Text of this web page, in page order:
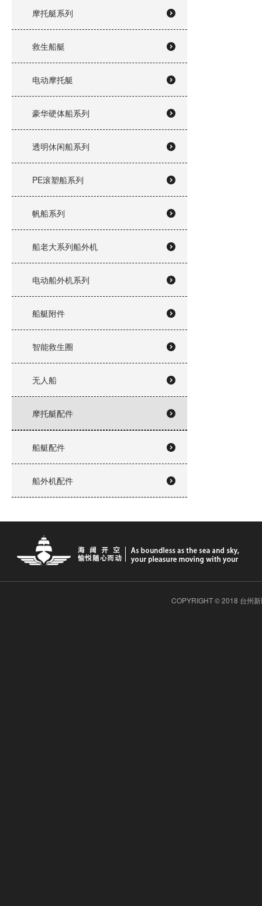
摩托艇系列
救生船艇
电动摩托艇
豪华硬体船系列
透明休闲船系列
PE滚塑船系列
帆船系列
船老大系列船外机
电动船外机系列
船艇附件
智能救生圈
无人船
摩托艇配件
船艇配件
船外机配件
COPYRIGHT © 2018 台州